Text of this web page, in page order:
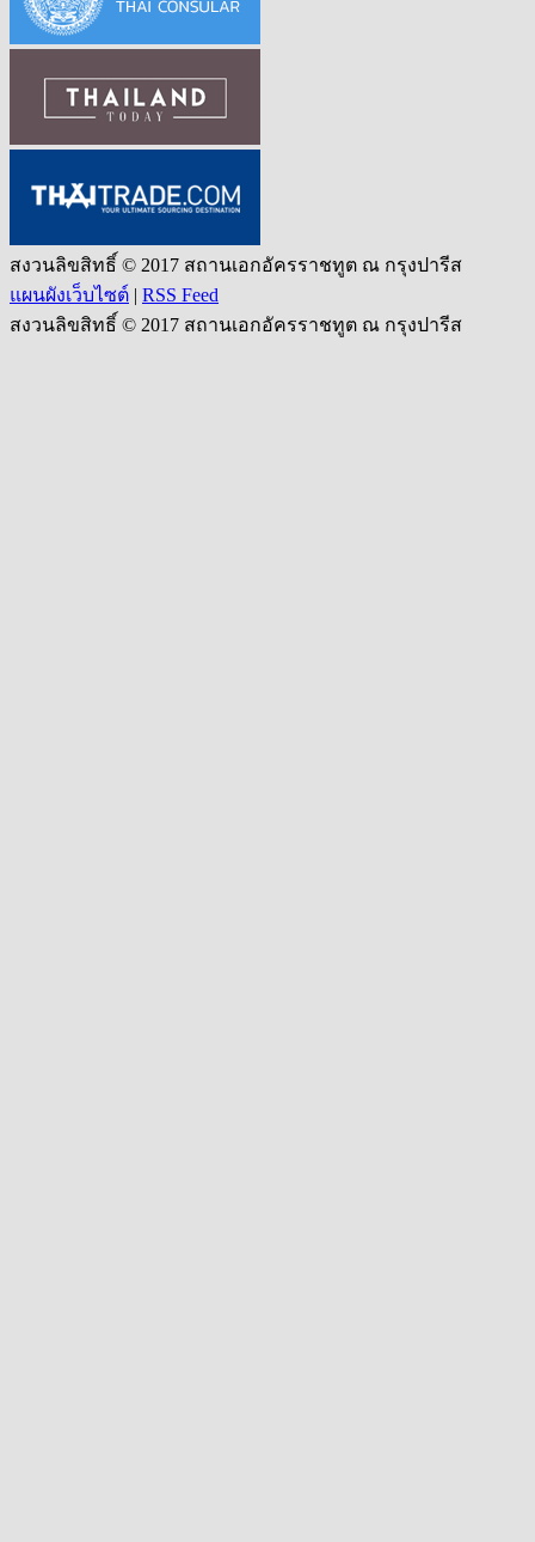
สงวนลิขสิทธิ์ © 2017 สถานเอกอัครราชทูต ณ กรุงปารีส
แผนผังเว็บไซต์ | RSS Feed
สงวนลิขสิทธิ์ © 2017 สถานเอกอัครราชทูต ณ กรุงปารีส